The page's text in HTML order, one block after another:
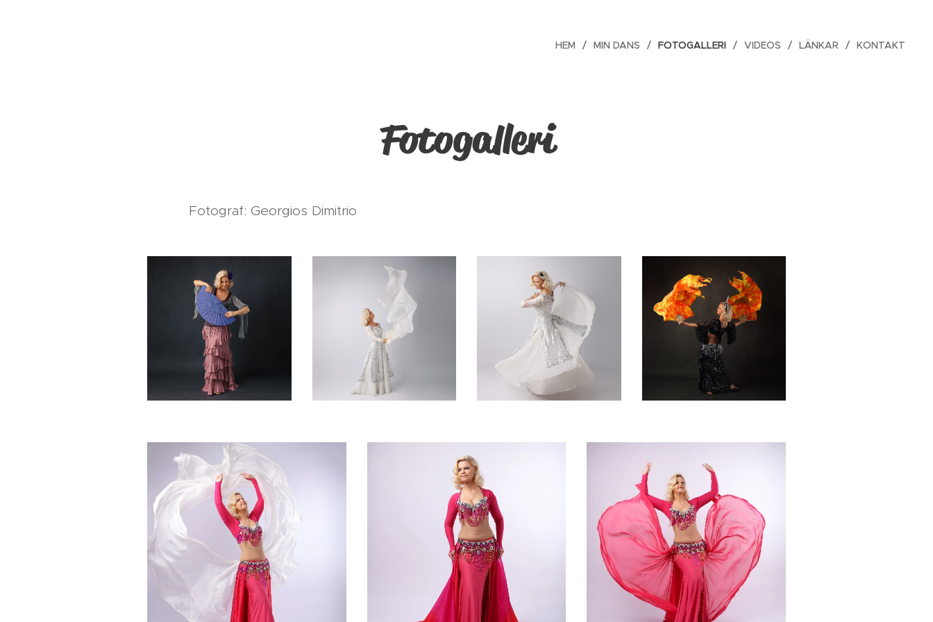
HEM MIN DANS FOTOGALLERI VIDEOS LÄNKAR KONTAKT
Fotogalleri
Fotograf: Georgios Dimitrio